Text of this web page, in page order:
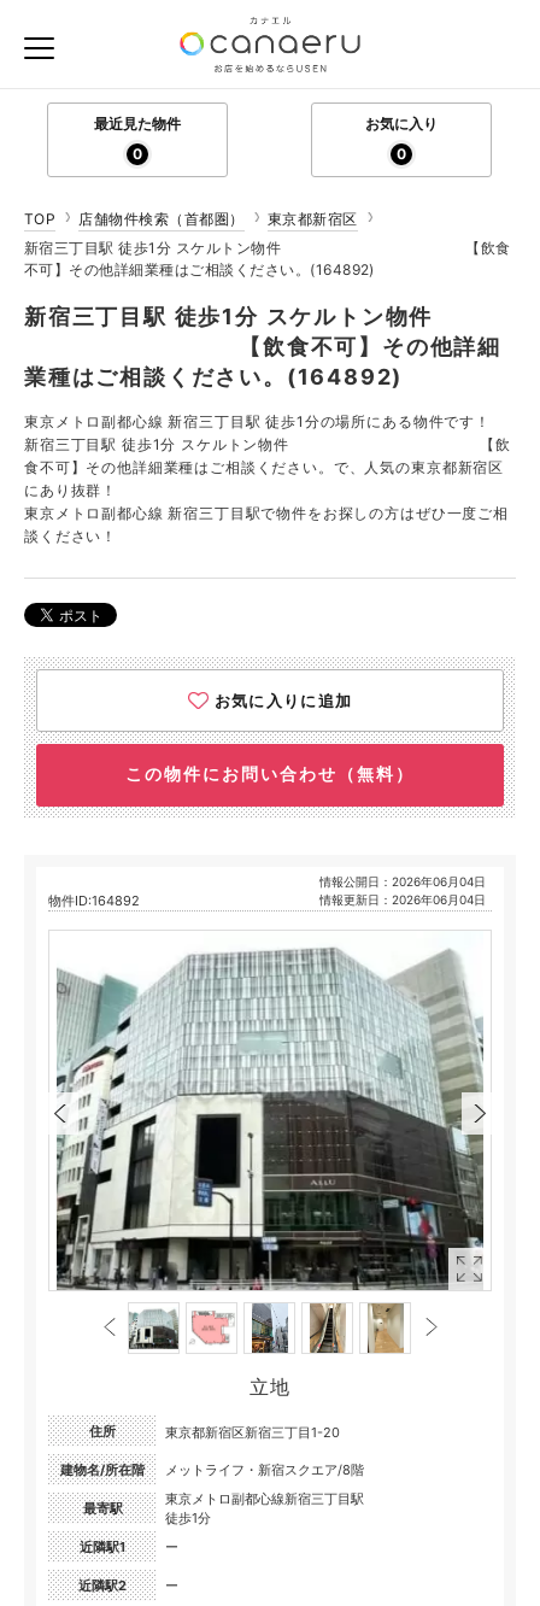
最近見た物件
0
お気に入り
0
TOP 店舗物件検索（首都圏）
東京都新宿区
新宿三丁目駅 徒歩1分 スケルトン物件 【飲食
不可】その他詳細業種はご相談ください。(164892)
新宿三丁目駅 徒歩1分 スケルトン物件
【飲食不可】その他詳細
業種はご相談ください。(164892)
東京メトロ副都心線 新宿三丁目駅 徒歩1分の場所にある物件です！
新宿三丁目駅 徒歩1分 スケルトン物件 【飲
食不可】その他詳細業種はご相談ください。で、人気の東京都新宿区
にあり抜群！
東京メトロ副都心線 新宿三丁目駅で物件をお探しの方はぜひ一度ご相
談ください！
お気に入りに追加
この物件にお問い合わせ（無料）
物件ID:164892
情報公開日：2026年06月04日
情報更新日：2026年06月04日
立地
住所 東京都新宿区新宿三丁目1-20
建物名/所在階 メットライフ・新宿スクエア/8階
最寄駅
東京メトロ副都心線新宿三丁目駅
徒歩1分
近隣駅1
ー
近隣駅2 ー